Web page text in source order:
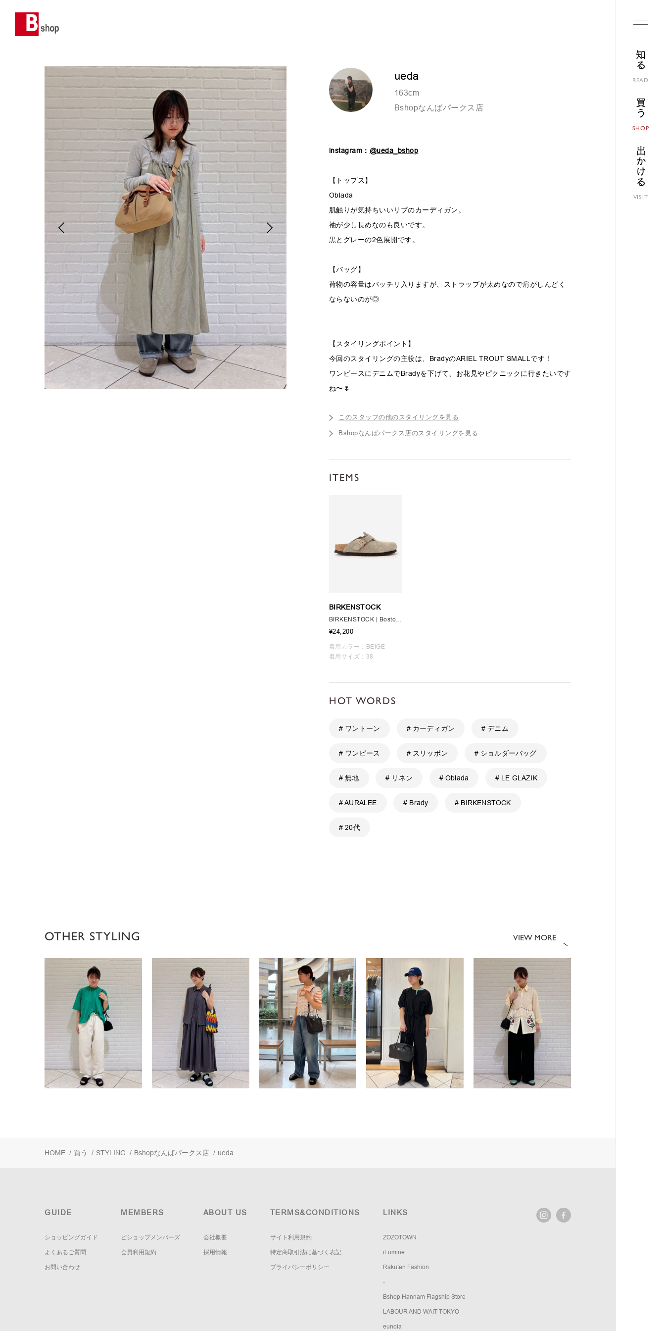
知る
READ
買う
SHOP
出かける
VISIT
ueda
163cm
Bshopなんばパークス店
instagram： @ueda_bshop
【トップス】
Oblada
肌触りが気持ちいいリブのカーディガン。
袖が少し長めなのも良いです。
黒とグレーの2色展開です。
【バッグ】
荷物の容量はバッチリ入りますが、ストラップが太めなので肩がしんどく
ならないのが◎
【スタイリングポイント】
今回のスタイリングの主役は、BradyのARIEL TROUT SMALLです！
ワンピースにデニムでBradyを下げて、お花見やピクニックに行きたいです
ね〜🌷
このスタッフの他のスタイリングを見る
Bshopなんばパークス店のスタイリングを見る
ITEMS
BIRKENSTOCK
BIRKENSTOCK | Boston LEVE TAUPE WOMEN
¥24,200
着用カラー：BEIGE
着用サイズ：38
HOT WORDS
# ワントーン # カーディガン # デニム
# ワンピース # スリッポン # ショルダーバッグ
# 無地 # リネン # Oblada # LE GLAZIK
# AURALEE # Brady # BIRKENSTOCK
# 20代
OTHER STYLING VIEW MORE
HOME / 買う / STYLING / Bshopなんばパークス店 / ueda
GUIDE
ショッピングガイド
よくあるご質問
お問い合わせ
MEMBERS
ビショップメンバーズ
会員利用規約
ABOUT US
会社概要
採用情報
TERMS&CONDITIONS
サイト利用規約
特定商取引法に基づく表記
プライバシーポリシー
LINKS
ZOZOTOWN
iLumine
Rakuten Fashion
-
Bshop Hannam Flagship Store
LABOUR AND WAIT TOKYO
eunoia